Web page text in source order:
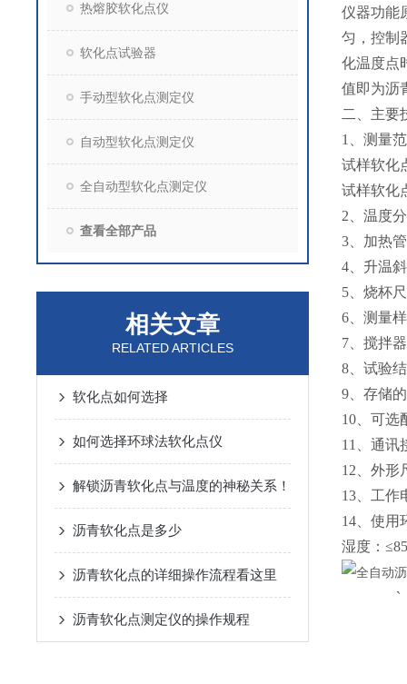
热熔胶软化点仪
软化点试验器
手动型软化点测定仪
自动型软化点测定仪
全自动型软化点测定仪
查看全部产品
相关文章
RELATED ARTICLES
软化点如何选择
如何选择环球法软化点仪
解锁沥青软化点与温度的神秘关系！
沥青软化点是多少
沥青软化点的详细操作流程看这里
沥青软化点测定仪的操作规程
仪器功能
匀，控制
化温度点
值即为沥
二、主要
1、测量
试样软化
试样软化
2、温度
3、加热
4、升温
5、烧杯
6、测量
7、搅拌
8、试验
9、存储
10、可选
11、通讯
12、外形
13、工作
14、使用
湿度：